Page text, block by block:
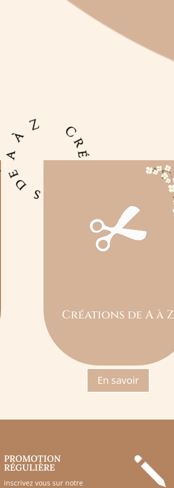
Créations de A à Z
En savoir
PROMOTION
RÉGULIÈRE
inscrivez vous sur notre j